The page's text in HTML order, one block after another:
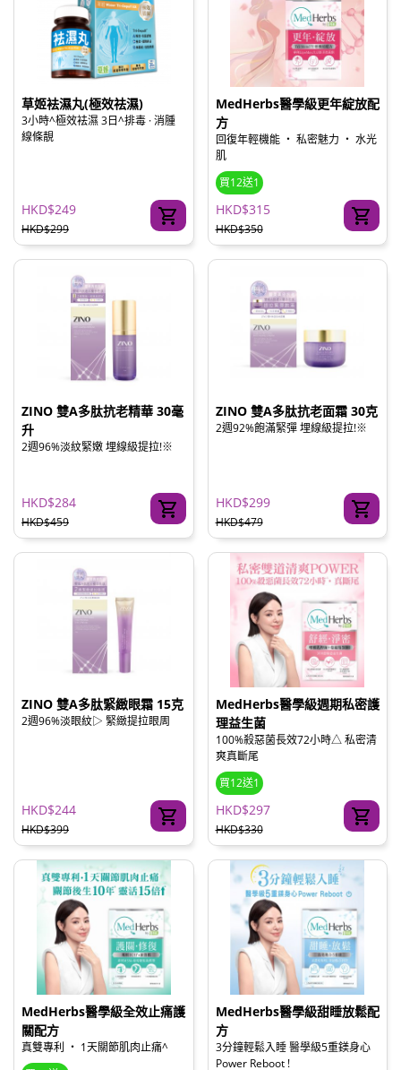
草姬袪濕丸(極效祛濕)
3小時^極效袪濕 3日^排毒 · 消腫
線條靚
HKD$249
HKD$299
MedHerbs醫學級更年綻放配
方
回復年輕機能 ‧ 私密魅力 ‧ 水光
肌
買12送1
HKD$315
HKD$350
ZINO 雙A多肽抗老精華 30毫
升
2週96%淡紋緊嫩 埋線級提拉!※
HKD$284
HKD$459
ZINO 雙A多肽抗老面霜 30克
2週92%飽滿緊彈 埋線級提拉!※
HKD$299
HKD$479
ZINO 雙A多肽緊緻眼霜 15克
2週96%淡眼紋▷ 緊緻提拉眼周
HKD$244
HKD$399
MedHerbs醫學級週期私密護
理益生菌
100%殺惡菌長效72小時△ 私密清
爽真斷尾
買12送1
HKD$297
HKD$330
MedHerbs醫學級全效止痛護
關配方
真雙專利 ‧ 1天關節肌肉止痛^
MedHerbs醫學級甜睡放鬆配
方
3分鐘輕鬆入睡 醫學級5重鎂身心
Power Reboot !